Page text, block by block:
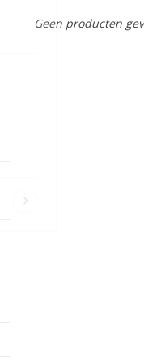
Geen producten